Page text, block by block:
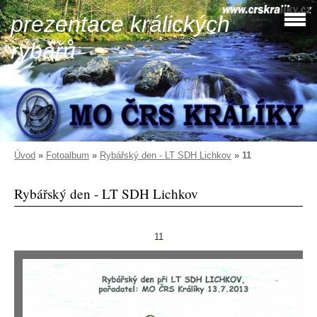
prezentace králických
rybářů
Úvod » Fotoalbum » Rybářský den - LT SDH Lichkov » 11
Rybářský den - LT SDH Lichkov
11